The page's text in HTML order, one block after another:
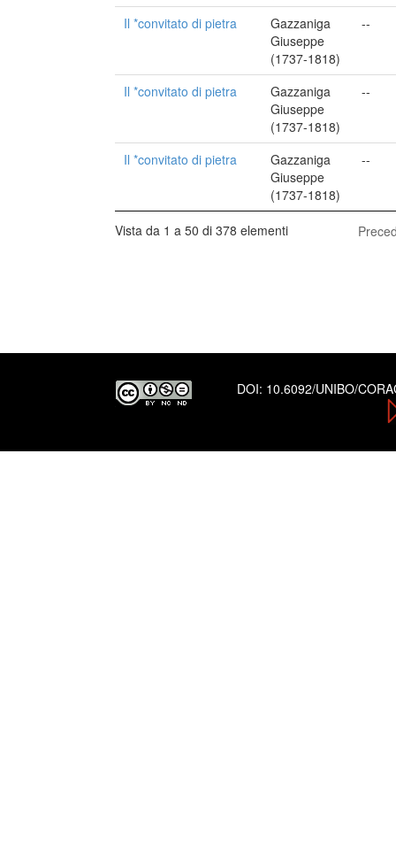
Il *convitato di pietra
Gazzaniga
Giuseppe
(1737-1818)
--
Il *convitato di pietra
Gazzaniga
Giuseppe
(1737-1818)
--
Il *convitato di pietra
Gazzaniga
Giuseppe
(1737-1818)
--
Vista da 1 a 50 di 378 elementi
DOI: 10.6092/UNIBO/